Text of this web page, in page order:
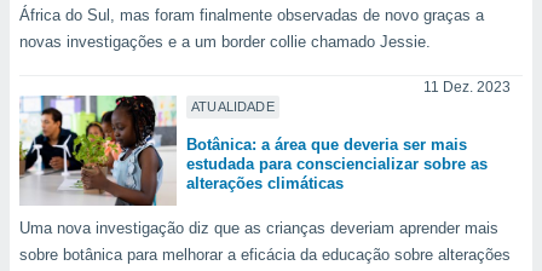
nós e
para
e
como a
este sitio
IP e
África do Sul, mas foram finalmente observadas de novo graças a
novas investigações e a um border collie chamado Jessie.
ATUALIDADE
11 Dez. 2023
Botânica: a área que deveria ser mais
estudada para consciencializar sobre as
alterações climáticas
Uma nova investigação diz que as crianças deveriam aprender mais
sobre botânica para melhorar a eficácia da educação sobre alterações